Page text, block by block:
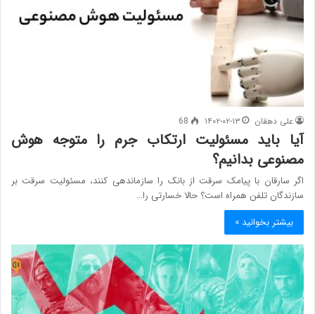
علی دهقان ۱۴۰۲-۰۲-۱۳ 68
آیا باید مسئولیت ارتکاب جرم را متوجه هوش
مصنوعی بدانیم؟
اگر سارقان با پیامک سرقت از بانک را سازماندهی کنند، مسئولیت سرقت بر
سازندگان تلفن همراه است؟ حالا خسارتی را…
بیشتر بخوانید »